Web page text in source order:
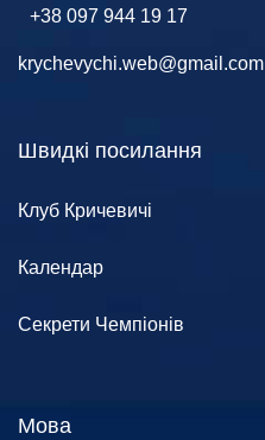
+38 097 944 19 17
krychevychi.web@gmail.com
Швидкі посилання
Клуб Кричевичі
Календар
Секрети Чемпіонів
Мова